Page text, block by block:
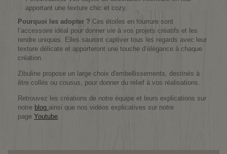
apportant une texture chic et cozy.
Pourquoi les adopter ? Ces étoiles en fourrure sont
l’accessoire idéal pour donner vie à vos projets créatifs et les
rendre uniques. Elles sauront captiver tous les regards avec leur
texture délicate et apporteront une touche d’élégance à chaque
création.
Zibuline propose un large choix d'embellissements, destinés à
être collés ou cousus, pour donner du relief à vos réalisations.
Retrouvez les créations de notre équipe et leurs explications sur
notre blog ainsi que nos vidéos explicatives sur notre
page Youtube.